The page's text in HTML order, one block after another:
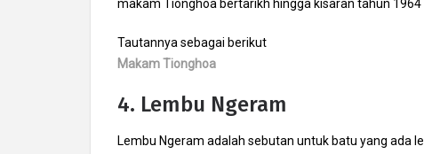
makam Tionghoa bertarikh hingga kisaran tahun 1964
Tautannya sebagai berikut
Makam Tionghoa
4. Lembu Ngeram
Lembu Ngeram adalah sebutan untuk batu yang ada